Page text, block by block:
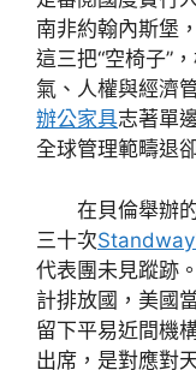
南非約翰內斯堡
這三把“空椅子”
氣、人權與經濟
辦公家具志著單
全球管理範疇退
在貝倫舉辦
三十次
代表團未見蹤跡
計排放國，美國
留下平易近間機
出席，是對應對